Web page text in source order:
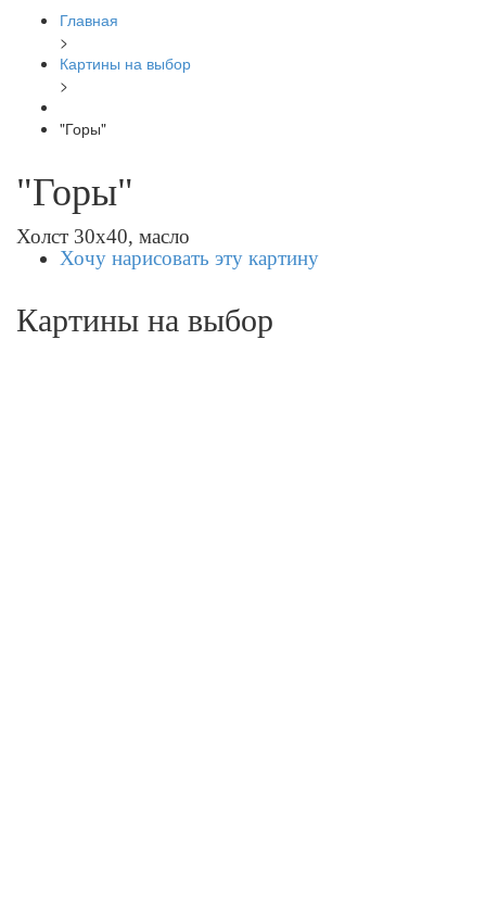
Главная
>
Картины на выбор
>
"Горы"
"Горы"
Холст 30х40, масло
Хочу нарисовать эту картину
Картины на выбор